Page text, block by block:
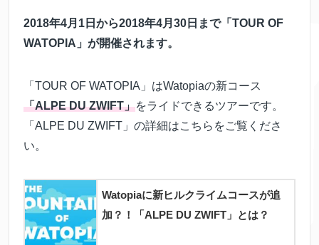
2018年4月1日から2018年4月30日まで「TOUR OF
WATOPIA」が開催されます。
「TOUR OF WATOPIA」はWatopiaの新コース
「ALPE DU ZWIFT」をライドできるツアーです。
「ALPE DU ZWIFT」の詳細はこちらをご覧くださ
い。
Watopiaに新ヒルクライムコースが追
加？！「ALPE DU ZWIFT」とは？